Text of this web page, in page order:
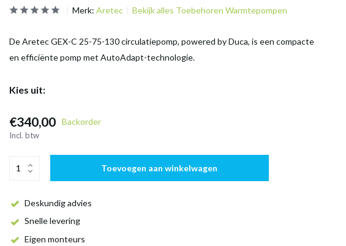
Merk: Aretec Bekijk alles Toebehoren Warmtepompen
De Aretec GEX-C 25-75-130 circulatiepomp, powered by Duca, is een compacte
en efficiënte pomp met AutoAdapt-technologie.
Kies uit:
€340,00 Backorder
Incl. btw
Toevoegen aan winkelwagen
Deskundig advies
Snelle levering
Eigen monteurs